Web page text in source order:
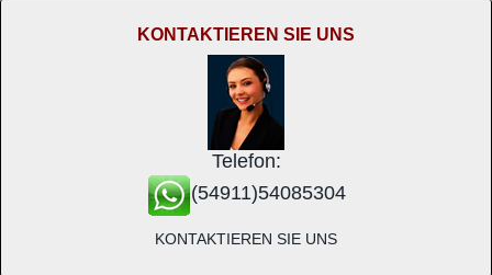
KONTAKTIEREN SIE UNS
Telefon:
(54911)54085304
KONTAKTIEREN SIE UNS